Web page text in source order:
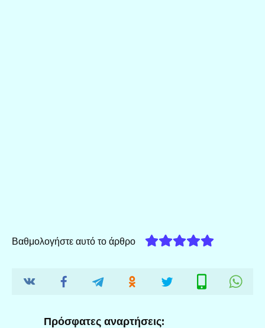
Βαθμολογήστε αυτό το άρθρο
Πρόσφατες αναρτήσεις: